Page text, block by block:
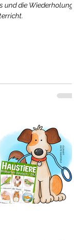
und die Wiederholung